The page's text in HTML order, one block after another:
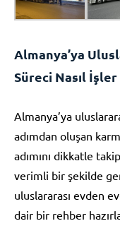
Almanya’ya
Süreci Nasıl İşler
Almanya’ya
adımdan oluşan
adımını dikkatle
verimli bir şekilde
uluslararası evden
dair bir rehber